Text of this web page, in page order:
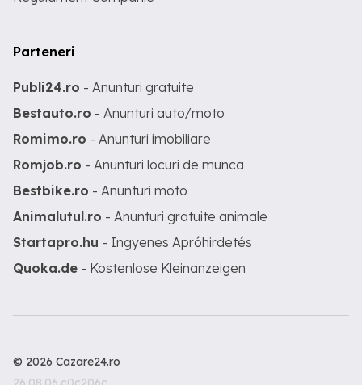
Parteneri
Publi24.ro - Anunturi gratuite
Bestauto.ro - Anunturi auto/moto
Romimo.ro - Anunturi imobiliare
Romjob.ro - Anunturi locuri de munca
Bestbike.ro - Anunturi moto
Animalutul.ro - Anunturi gratuite animale
Startapro.hu - Ingyenes Apróhirdetés
Quoka.de - Kostenlose Kleinanzeigen
© 2026 Cazare24.ro